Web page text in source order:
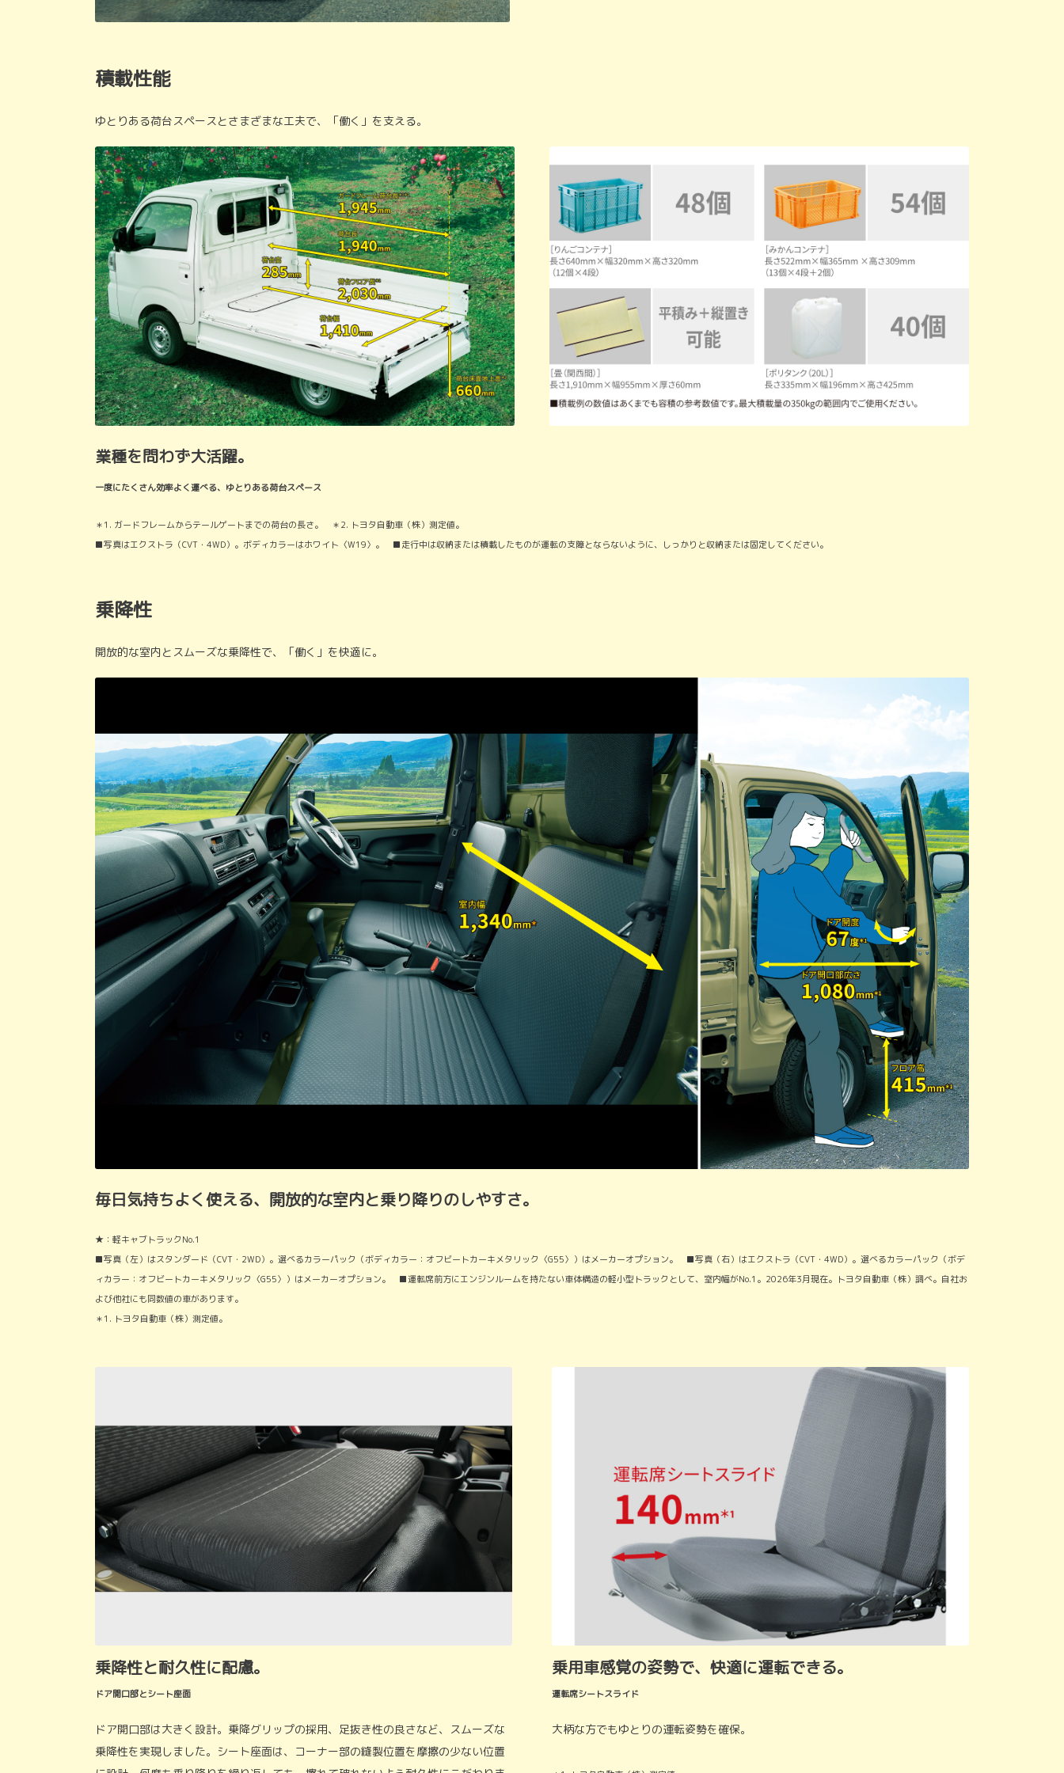
積載性能
ゆとりある荷台スペースとさまざまな工夫で、「働く」を支える。
業種を問わず大活躍。
一度にたくさん効率よく運べる、ゆとりある荷台スペース
＊1. ガードフレームからテールゲートまでの荷台の長さ。 ＊2. トヨタ自動車（株）測定値。
■写真はエクストラ（CVT・4WD）。ボディカラーはホワイト〈W19〉。 ■走行中は収納または積載したものが運転の支障とならないように、しっかりと収納または固定してください。
乗降性
開放的な室内とスムーズな乗降性で、「働く」を快適に。
毎日気持ちよく使える、開放的な室内と乗り降りのしやすさ。
★：軽キャブトラックNo.1
■写真（左）はスタンダード（CVT・2WD）。選べるカラーパック（ボディカラー：オフビートカーキメタリック〈G55〉）はメーカーオプション。 ■写真（右）はエクストラ（CVT・4WD）。選べるカラーパック（ボデ
ィカラー：オフビートカーキメタリック〈G55〉）はメーカーオプション。 ■運転席前方にエンジンルームを持たない車体構造の軽小型トラックとして、室内幅がNo.1。2026年3月現在。トヨタ自動車（株）調べ。自社お
よび他社にも同数値の車があります。
＊1. トヨタ自動車（株）測定値。
乗降性と耐久性に配慮。
ドア開口部とシート座面
ドア開口部は大きく設計。乗降グリップの採用、足抜き性の良さなど、スムーズな
乗降性を実現しました。シート座面は、コーナー部の縫製位置を摩擦の少ない位置
乗用車感覚の姿勢で、快適に運転できる。
運転席シートスライド
大柄な方でもゆとりの運転姿勢を確保。